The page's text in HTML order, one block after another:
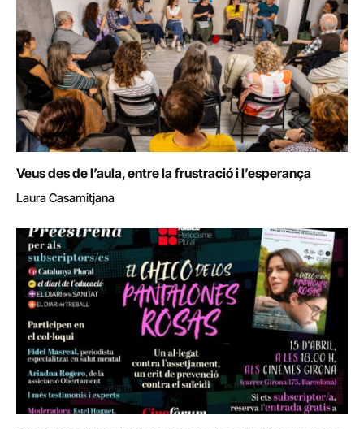
Veus des de l’aula, entre la frustració i l’esperança
Laura Casamitjana